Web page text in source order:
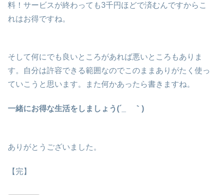
料！サービスが終わっても3千円ほどで済むんですからこ
れはお得ですね。
そして何にでも良いところがあれば悪いところもありま
す。自分は許容できる範囲なのでこのままありがたく使っ
ていこうと思います。また何かあったら書きますね。
一緒にお得な生活をしましょう(´_ゝ｀)
ありがとうございました。
【完】